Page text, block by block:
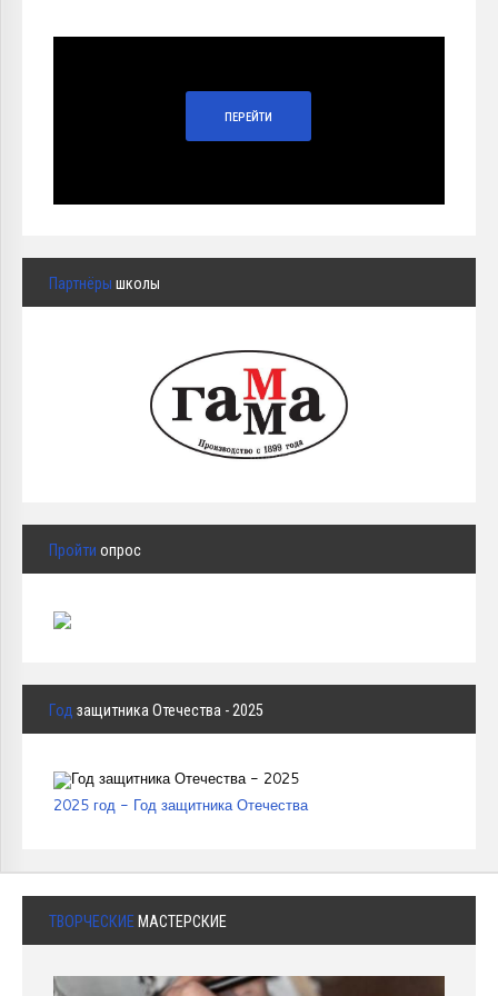
ПЕРЕЙТИ
Партнёры школы
Пройти опрос
Год защитника Отечества - 2025
2025 год - Год защитника Отечества
ТВОРЧЕСКИЕ МАСТЕРСКИЕ